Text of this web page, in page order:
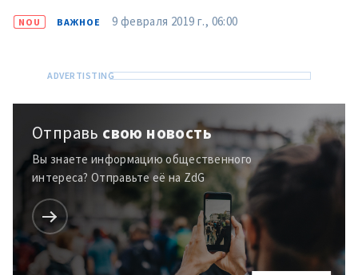
Отправить
информацию
О ZDG
NOU ВАЖНОЕ 9 февраля 2019 г., 06:00
Отправь свою новость
Вы знаете информацию общественного
интереса? Отправьте её на ZdG